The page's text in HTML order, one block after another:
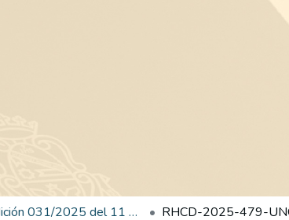
Edición 031/2025 del 11 de agosto de 2025